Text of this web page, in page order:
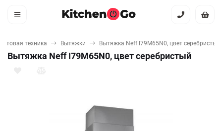
техника Вытяжки Вытяжка Neff I79M65N0, цвет серебристый
Вытяжка Neff I79M65N0, цвет серебристый